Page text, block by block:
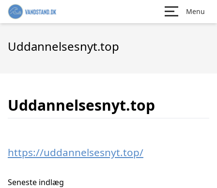
Menu
Uddannelsesnyt.top
Uddannelsesnyt.top
https://uddannelsesnyt.top/
Seneste indlæg